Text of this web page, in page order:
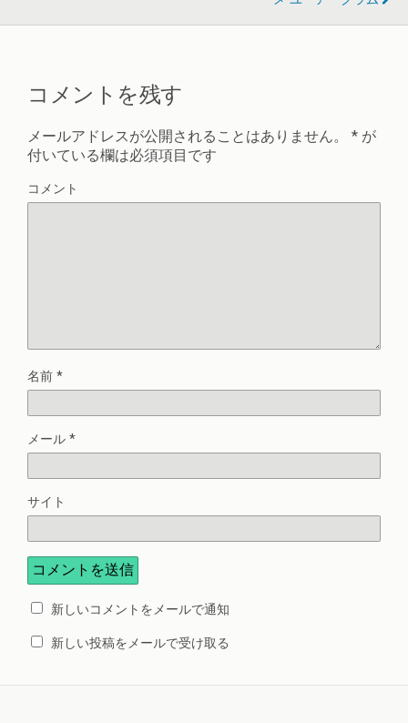
コメントを残す
メールアドレスが公開されることはありません。 * が
付いている欄は必須項目です
コメント
名前 *
メール *
サイト
新しいコメントをメールで通知
新しい投稿をメールで受け取る